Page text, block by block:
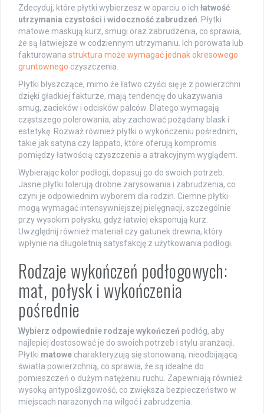
Zdecyduj, które płytki wybierzesz w oparciu o ich łatwość
utrzymania czystości i widoczność zabrudzeń. Płytki
matowe maskują kurz, smugi oraz zabrudzenia, co sprawia,
że są łatwiejsze w codziennym utrzymaniu. Ich porowata lub
fakturowana struktura może wymagać jednak okresowego
gruntownego czyszczenia.
Płytki błyszczące, mimo że łatwo czyści się je z powierzchni
dzięki gładkiej fakturze, mają tendencję do ukazywania
smug, zacieków i odcisków palców. Dlatego wymagają
częstszego polerowania, aby zachować pożądany blask i
estetykę. Rozważ również płytki o wykończeniu pośrednim,
takie jak satyna czy lappato, które oferują kompromis
pomiędzy łatwością czyszczenia a atrakcyjnym wyglądem.
Wybierając kolor podłogi, dopasuj go do swoich potrzeb.
Jasne płytki tolerują drobne zarysowania i zabrudzenia, co
czyni je odpowiednim wyborem dla rodzin. Ciemne płytki
mogą wymagać intensywniejszej pielęgnacji, szczególnie
przy wysokim połysku, gdyż łatwiej eksponują kurz.
Uwzględnij również materiał czy gatunek drewna, który
wpłynie na długoletnią satysfakcję z użytkowania podłogi.
Rodzaje wykończeń podłogowych:
mat, połysk i wykończenia
pośrednie
Wybierz odpowiednie rodzaje wykończeń podłóg, aby
najlepiej dostosować je do swoich potrzeb i stylu aranżacji.
Płytki matowe charakteryzują się stonowaną, nieodbijającą
światła powierzchnią, co sprawia, że są idealne do
pomieszczeń o dużym natężeniu ruchu. Zapewniają również
wysoką antypoślizgowość, co zwiększa bezpieczeństwo w
miejscach narażonych na wilgoć i zabrudzenia.